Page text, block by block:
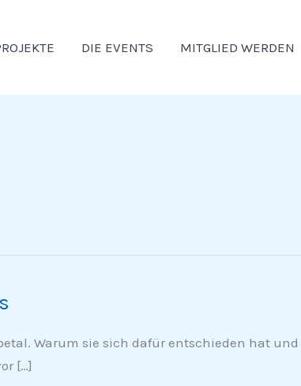
DIE EVENTS MITGLIED WERDEN
Warum sie sich dafür entschieden hat
[…]